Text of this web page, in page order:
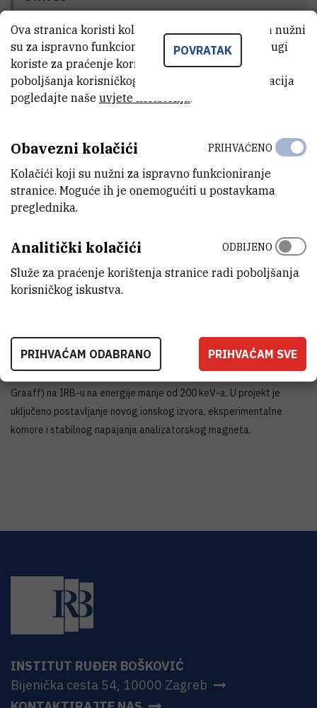
Završen
VIŠE INFORMACIJA
Web stranica projekta
zsiketic@irb.hr
+385 1 457 1227
U sklopu projekta planira se unaprijediti nedavno osposobljeni 200
keV-ski implanter/ubrzivač kako bi se povećao energijski raspon
tandemskih ubrzivača (1 MV Tandetron i 6 MV Tandem Van de
Graaff) na IRB-u na energije manje od 200 keV-a. U projekt je
uključeno postavljanje novog ionskog izvora, eksperimentalne
komore i stabilnog napajanja analizatorskog magneta.
INSTITUT RUĐER BOŠKOVIĆ
Bijenička cesta 54, 10000 Zagreb
POVRATAK
Ova stranica koristi kolačiće. Neki od tih kolačića nužni
su za ispravno funkcioniranje stranice, dok se drugi
koriste za praćenje korištenja stranice radi
poboljšanja korisničkog iskustva. Za više informacija
pogledajte naše uvjete korištenja.
Obavezni kolačići
Kolačići koji su nužni za ispravno funkcioniranje
stranice. Moguće ih je onemogućiti u postavkama
preglednika.
PRIHVAĆENO
Analitički kolačići
Služe za praćenje korištenja stranice radi poboljšanja
korisničkog iskustva.
ODBIJENO
PRIHVAĆAM ODABRANO PRIHVAĆAM SVE